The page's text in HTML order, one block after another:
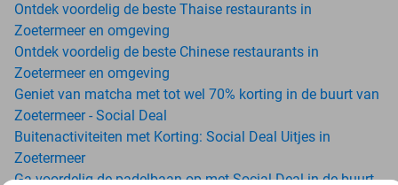
Ontdek voordelig de beste Thaise restaurants in
Zoetermeer en omgeving
Ontdek voordelig de beste Chinese restaurants in
Zoetermeer en omgeving
Geniet van matcha met tot wel 70% korting in de buurt van
Zoetermeer - Social Deal
Buitenactiviteiten met Korting: Social Deal Uitjes in
Zoetermeer
Ga voordelig de padelbaan op met Social Deal in de buurt